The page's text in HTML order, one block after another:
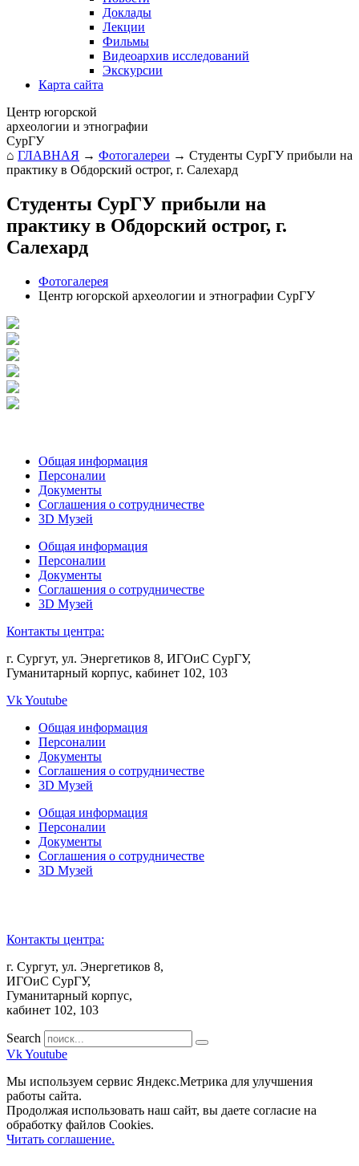
Доклады
Лекции
Фильмы
Видеоархив исследований
Экскурсии
Карта сайта
Центр югорской
археологии и этнографии
СурГУ
⌂ ГЛАВНАЯ → Фотогалереи → Студенты СурГУ прибыли на
практику в Обдорский острог, г. Салехард
Студенты СурГУ прибыли на
практику в Обдорский острог, г.
Салехард
Фотогалерея
Центр югорской археологии и этнографии СурГУ
Общая информация
Персоналии
Документы
Соглашения о сотрудничестве
3D Музей
Общая информация
Персоналии
Документы
Соглашения о сотрудничестве
3D Музей
Контакты центра:
г. Сургут, ул. Энергетиков 8, ИГОиС СурГУ,
Гуманитарный корпус, кабинет 102, 103
VkYoutube
Общая информация
Персоналии
Документы
Соглашения о сотрудничестве
3D Музей
Общая информация
Персоналии
Документы
Соглашения о сотрудничестве
3D Музей
Контакты центра:
г. Сургут, ул. Энергетиков 8,
ИГОиС СурГУ,
Гуманитарный корпус,
кабинет 102, 103
Search
VkYoutube
Мы используем сервис Яндекс.Метрика для улучшения
работы сайта.
Продолжая использовать наш сайт, вы даете согласие на
обработку файлов Cookies.
Читать соглашение.